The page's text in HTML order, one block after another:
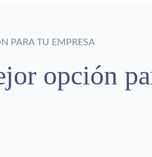
PARA TU EMPRESA
opción